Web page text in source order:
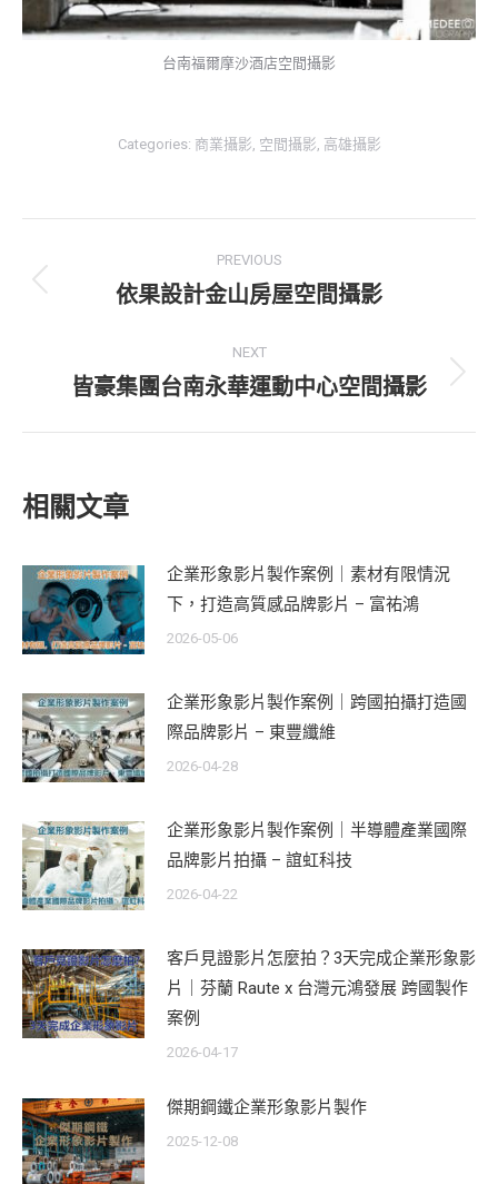
台南福爾摩沙酒店空間攝影
Categories: 商業攝影 空間攝影 高雄攝影
navigation
PREVIOUS
Previous
依果設計金山房屋空間攝影
NEXT
Next
皆豪集團台南永華運動中心空間攝影
相關文章
企業形象影片製作案例｜素材有限情況
下，打造高質感品牌影片 – 富祐鴻
2026-05-06
企業形象影片製作案例｜跨國拍攝打造國
際品牌影片 – 東豐纖維
2026-04-28
企業形象影片製作案例｜半導體產業國際
品牌影片拍攝 – 誼虹科技
2026-04-22
客戶見證影片怎麼拍？3天完成企業形象影
片｜芬蘭 Raute x 台灣元鴻發展 跨國製作
案例
2026-04-17
傑期鋼鐵企業形象影片製作
2025-12-08